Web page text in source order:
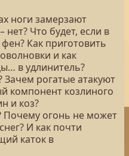
ноги замерзают
Что будет, если в
Как приготовить
и как
в удлинитель?
Зачем рогатые атакуют
компонент козлиного
и коз?
Почему огонь не может
И как почти
каток в